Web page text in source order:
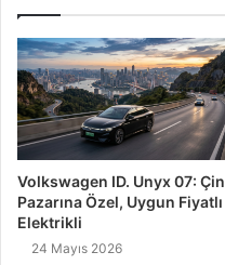
Volkswagen ID. Unyx 07: Çin
Pazarına Özel, Uygun Fiyatlı
Elektrikli
24 Mayıs 2026